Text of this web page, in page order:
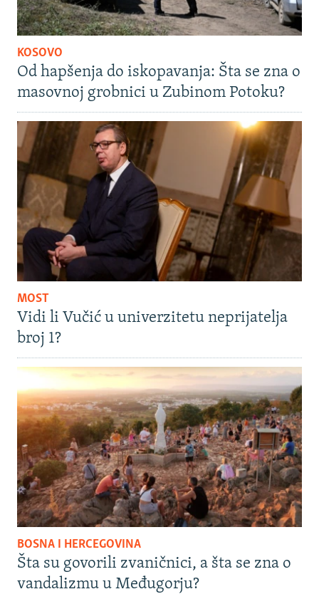
KOSOVO
Od hapšenja do iskopavanja: Šta se zna o
masovnoj grobnici u Zubinom Potoku?
MOST
Vidi li Vučić u univerzitetu neprijatelja
broj 1?
BOSNA I HERCEGOVINA
Šta su govorili zvaničnici, a šta se zna o
vandalizmu u Međugorju?